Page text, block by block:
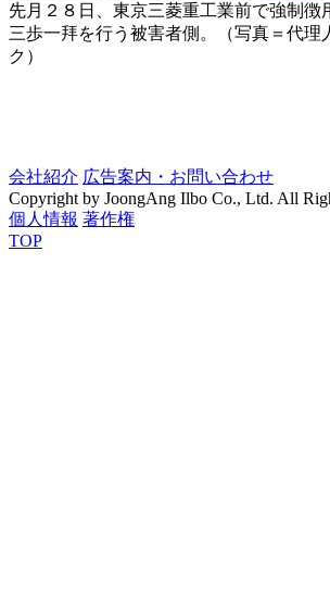
先月２８日、東京三菱重工業前で強制徴
三歩一拜を行う被害者側。（写真＝代理
ク）
会社紹介 広告案内・お問い合わせ
Copyright by JoongAng Ilbo Co., Ltd. All
個人情報 著作権
TOP